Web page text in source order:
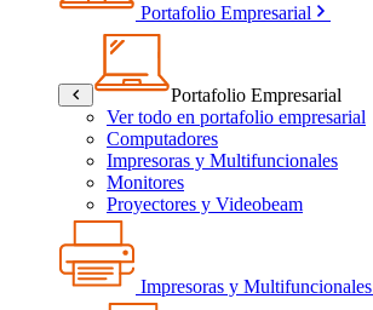
Portafolio Empresarial
Portafolio Empresarial
Ver todo en portafolio empresarial
Computadores
Impresoras y Multifuncionales
Monitores
Proyectores y Videobeam
Impresoras y Multifuncionales